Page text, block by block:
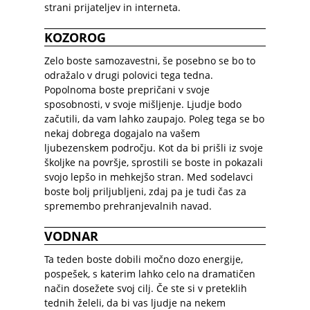
strani prijateljev in interneta.
KOZOROG
Zelo boste samozavestni, še posebno se bo to
odražalo v drugi polovici tega tedna.
Popolnoma boste prepričani v svoje
sposobnosti, v svoje mišljenje. Ljudje bodo
začutili, da vam lahko zaupajo. Poleg tega se bo
nekaj dobrega dogajalo na vašem
ljubezenskem področju. Kot da bi prišli iz svoje
školjke na površje, sprostili se boste in pokazali
svojo lepšo in mehkejšo stran. Med sodelavci
boste bolj priljubljeni, zdaj pa je tudi čas za
spremembo prehranjevalnih navad.
VODNAR
Ta teden boste dobili močno dozo energije,
pospešek, s katerim lahko celo na dramatičen
način dosežete svoj cilj. Če ste si v preteklih
tednih želeli, da bi vas ljudje na nekem